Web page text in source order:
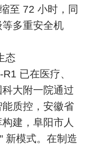
至 72 小时，同
多重安全机
态
已在医疗、
大附一院通过
质控，安徽省
建，阜阳市人
新模式。在制造